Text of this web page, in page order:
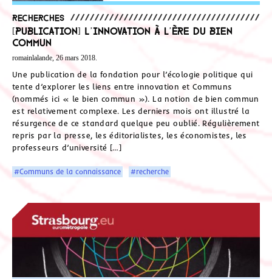
Recherches
[Publication] L’innovation à l’ère du bien
commun
romainlalande, 26 mars 2018.
Une publication de la fondation pour l’écologie politique qui
tente d’explorer les liens entre innovation et Communs
(nommés ici « le bien commun »). La notion de bien commun
est relativement complexe. Les derniers mois ont illustré la
résurgence de ce standard quelque peu oublié. Régulièrement
repris par la presse, les éditorialistes, les économistes, les
professeurs d’université […]
#Communs de la connaissance #recherche